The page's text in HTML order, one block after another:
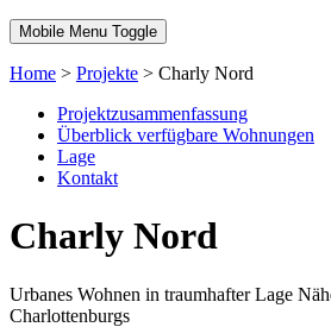
Mobile Menu Toggle
Home > Projekte > Charly Nord
Projektzusammenfassung
Überblick verfügbare Wohnungen
Lage
Kontakt
Charly Nord
Urbanes Wohnen in traumhafter Lage
Charlottenburgs